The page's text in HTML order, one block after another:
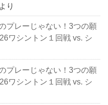
より
プレーじゃない！3つの願
ワシントン１回戦 vs. シ
プレーじゃない！3つの願
ワシントン１回戦 vs. シ